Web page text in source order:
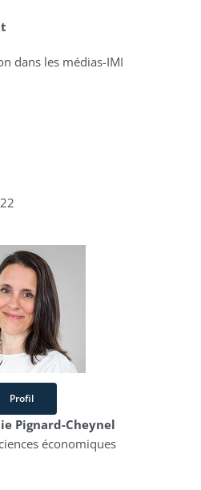
dans les médias-IMI
Profil
Pignard-Cheynel
économiques